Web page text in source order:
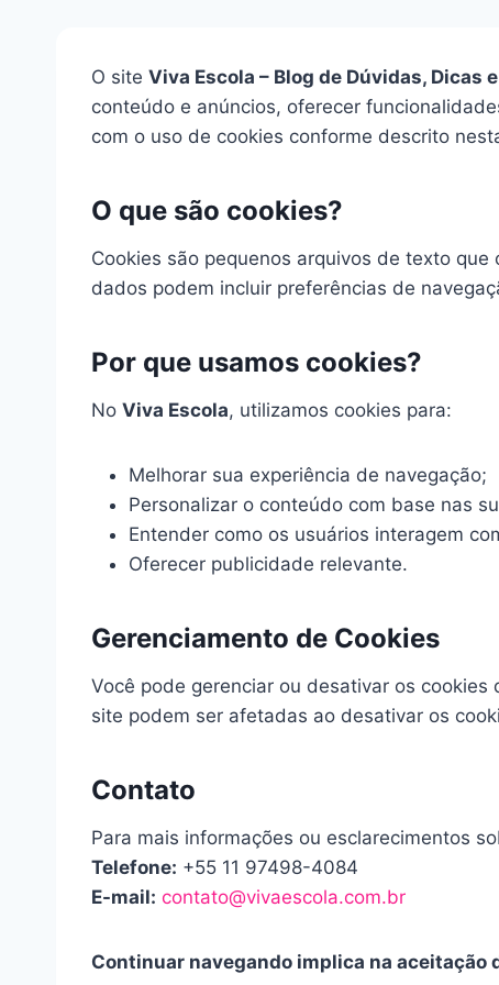
O site Viva Escola – Blog de Dúvidas, Dicas
conteúdo e anúncios, oferecer
com o uso de cookies conforme descrito
O que são cookies?
Cookies são pequenos arquivos de texto
dados podem incluir preferências de
Por que usamos cookies?
No Viva Escola, utilizamos cookies para:
Melhorar sua experiência de navegação;
Personalizar o conteúdo com base nas
Entender como os usuários interagem
Oferecer publicidade relevante.
Gerenciamento de Cookies
Você pode gerenciar ou desativar os
site podem ser afetadas ao desativar os
Contato
Para mais informações ou esclarecimentos
Telefone: +55 11 97498-4084
E-mail: contato@vivaescola.com.br
Continuar navegando implica na aceitação